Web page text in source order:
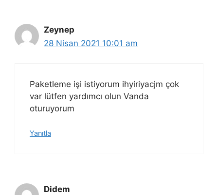
Zeynep
28 Nisan 2021 10:01 am
Paketleme işi istiyorum ihyiriyacjm çok
var lütfen yardımcı olun Vanda
oturuyorum
Yanıtla
Didem